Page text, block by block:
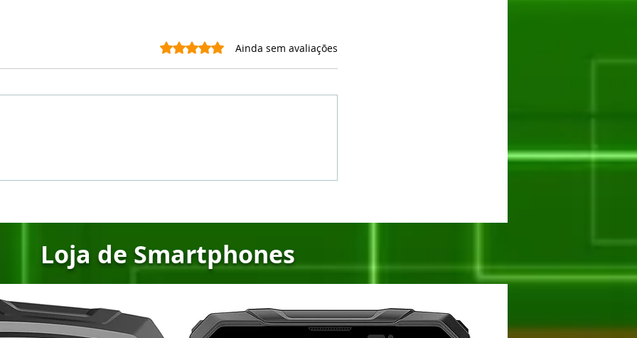
O novo smartphone
Gigante de 36GB RAM e
Avaliado com 0 de 5 estrelas.
Ainda sem avaliações
Loja de Smartphones